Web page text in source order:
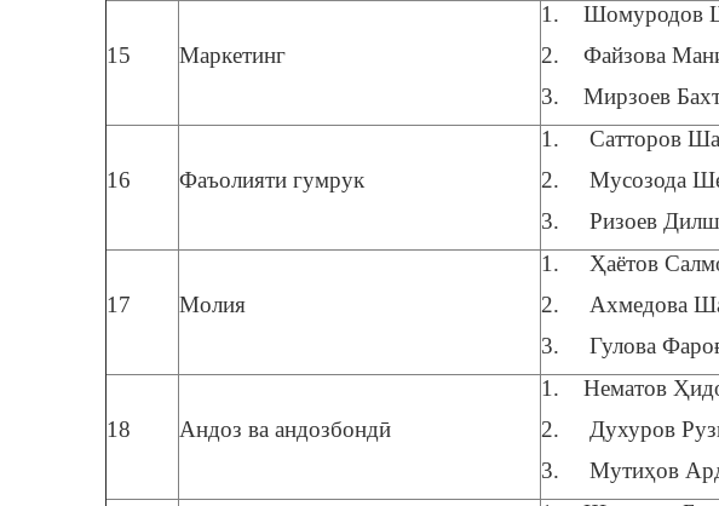
15 Маркетинг
1. Шомуродов
2. Файзова
3. Мирзоев
16 Фаъолияти гумрук
1. Сатторов
2. Мусозода
3. Ризоев
17 Молия
1. Ҳаётов
2. Ахмедова
3. Гулова
18 Андоз ва андозбондӣ
1. Нематов
2. Духуров
3. Мутиҳов